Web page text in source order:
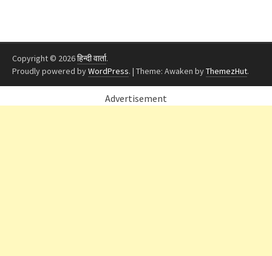
Copyright © 2026हिन्दी वार्ता.
Proudly powered byWordPress. | Theme: Awaken byThemezHut.
Advertisement